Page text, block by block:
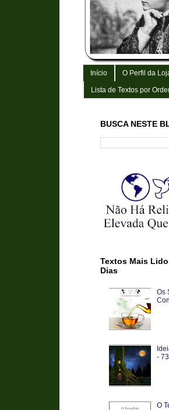
Início O Perfil da
Lista de Textos por
BUSCA NESTE
Textos Mais
Dias
Os
- 73
O